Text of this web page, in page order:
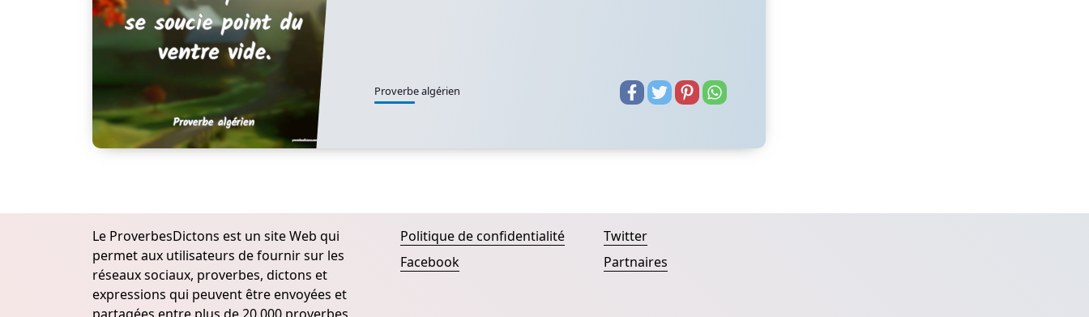
Proverbe algérien
Le ProverbesDictons est un site Web qui
permet aux utilisateurs de fournir sur les
réseaux sociaux, proverbes, dictons et
expressions qui peuvent être envoyées et
Politique de confidentialité
Facebook
Twitter
Partnaires